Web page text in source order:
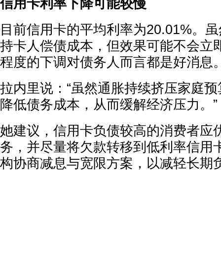
信用卡利率下降可能较慢
目前信用卡的平均利率为20.01%。
持卡人偿债成本，但效果可能不会立
程度的下调对债务人而言都是好消息
拉内里说：“虽然通胀持续挤压家庭
降低债务成本，从而缓解经济压力。”
她建议，信用卡负债较高的消费者应
务，并尽量将欠款转移到低利率信用
构协商减息与宽限方案，以减轻长期